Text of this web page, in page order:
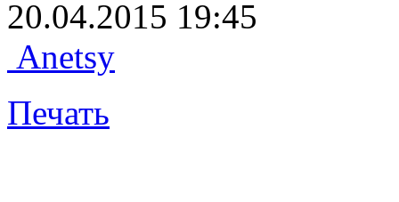
20.04.2015 19:45
Anetsy
Печать